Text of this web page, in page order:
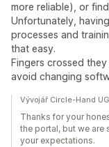
more reliable), or
Unfortunately,
processes and
that easy.
Fingers crossed
avoid changing
Vývojář Circle-Hand
Thanks for your
the portal, but we
your expectations.